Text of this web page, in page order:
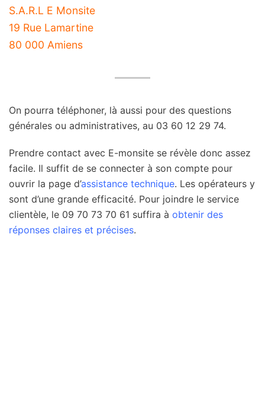
S.A.R.L E Monsite
19 Rue Lamartine
80 000 Amiens
On pourra téléphoner, là aussi pour des questions
générales ou administratives, au 03 60 12 29 74.
Prendre contact avec E-monsite se révèle donc assez
facile. Il suffit de se connecter à son compte pour
ouvrir la page d’assistance technique. Les opérateurs y
sont d’une grande efficacité. Pour joindre le service
clientèle, le 09 70 73 70 61 suffira à obtenir des
réponses claires et précises.